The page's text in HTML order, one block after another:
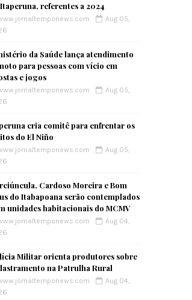
referentes a 2024
Aug 05,
da Saúde lança atendimento
para pessoas com vício em
e jogos
Aug 05,
cria comitê para enfrentar os
do El Niño
Aug 05,
Cardoso Moreira e Bom
do Itabapoana serão contemplados
unidades habitacionais do MCMV
Aug 04,
Militar orienta produtores sobre
na Patrulha Rural
Aug 04,